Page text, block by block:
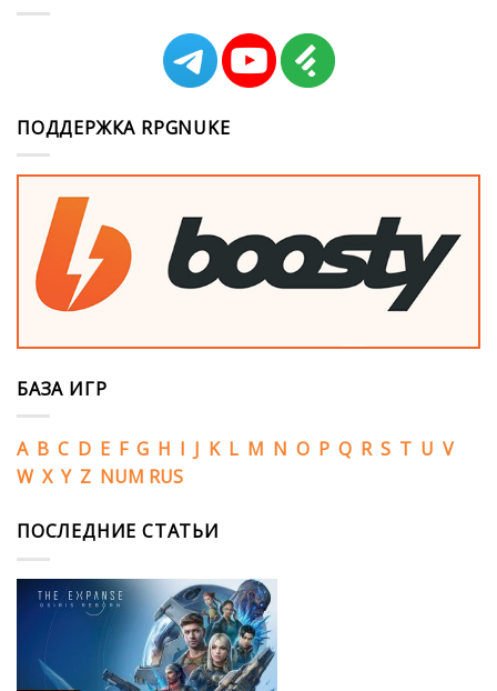
ПОДДЕРЖКА RPGNUKE
БАЗА ИГР
A B C D E F G H I J K L M N O P Q R S T U V
W X Y Z NUM RUS
ПОСЛЕДНИЕ СТАТЬИ